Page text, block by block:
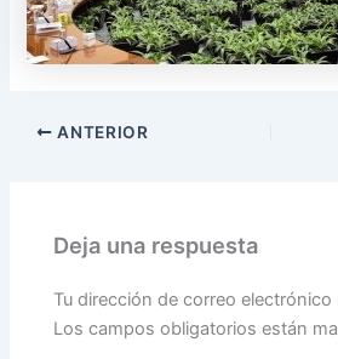
ANTERIOR
Deja una respuesta
Tu dirección de correo electrónico
Los campos obligatorios están